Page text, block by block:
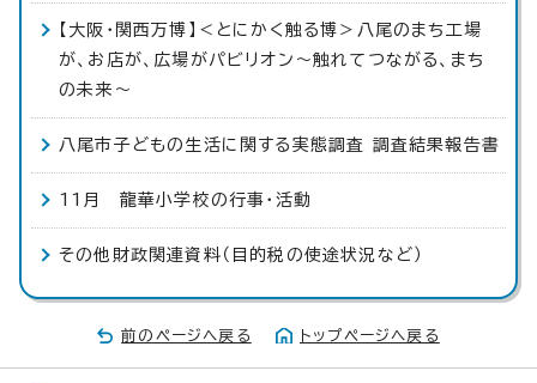
【大阪・関西万博】＜とにかく触る博＞八尾のまち工場
が、お店が、広場がパビリオン～触れてつながる、まち
の未来〜
八尾市子どもの生活に関する実態調査 調査結果報告書
11月 龍華小学校の行事・活動
その他財政関連資料（目的税の使途状況など）
前のページへ戻る トップページへ戻る